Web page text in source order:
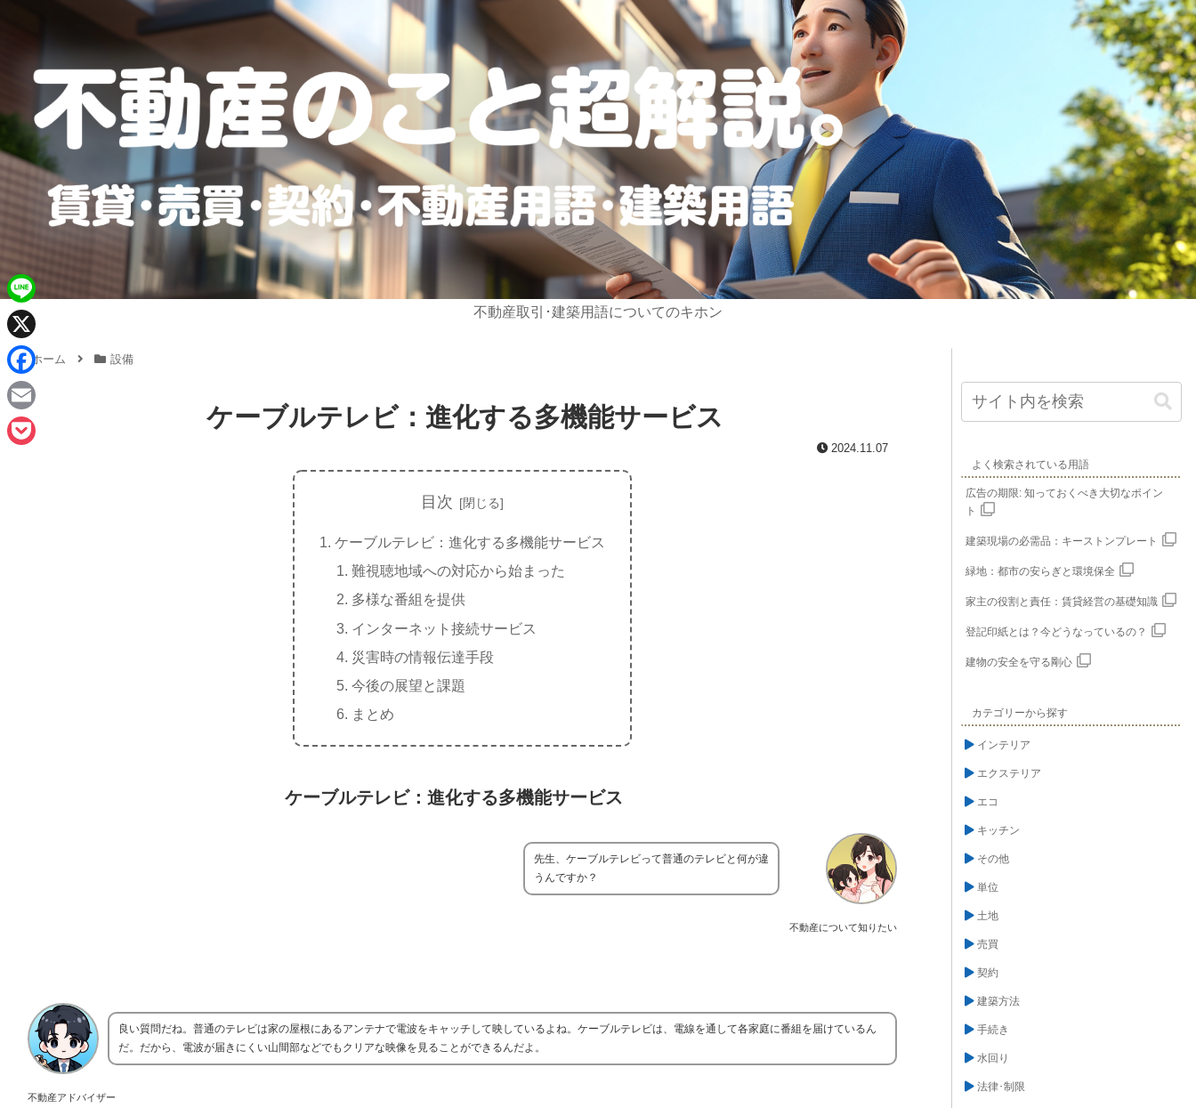
不動産取引･建築用語についてのキホン
ホーム 設備
ケーブルテレビ：進化する多機能サービス
2024.11.07
目次
ケーブルテレビ：進化する多機能サービス
難視聴地域への対応から始まった
多様な番組を提供
インターネット接続サービス
災害時の情報伝達手段
今後の展望と課題
まとめ
ケーブルテレビ：進化する多機能サービス
不動産について知りたい
先生、ケーブルテレビって普通のテレビと何が違
うんですか？
不動産アドバイザー
良い質問だね。普通のテレビは家の屋根にあるアンテナで電波をキャッチして映しているよね。ケーブルテレビは、電線を通して各家庭に番組を届けているん
だ。だから、電波が届きにくい山間部などでもクリアな映像を見ることができるんだよ。
よく検索されている用語
広告の期限: 知っておくべき大切なポイン
ト
建築現場の必需品：キーストンプレート
緑地：都市の安らぎと環境保全
家主の役割と責任：賃貸経営の基礎知識
登記印紙とは？今どうなっているの？
建物の安全を守る剛心
カテゴリーから探す
インテリア
エクステリア
エコ
キッチン
その他
単位
土地
売買
契約
建築方法
手続き
水回り
法律･制限
L
n
e
X
F
a
c
E